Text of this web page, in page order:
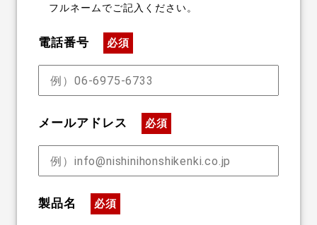
フルネームでご記入ください。
電話番号 必須
メールアドレス 必須
製品名 必須